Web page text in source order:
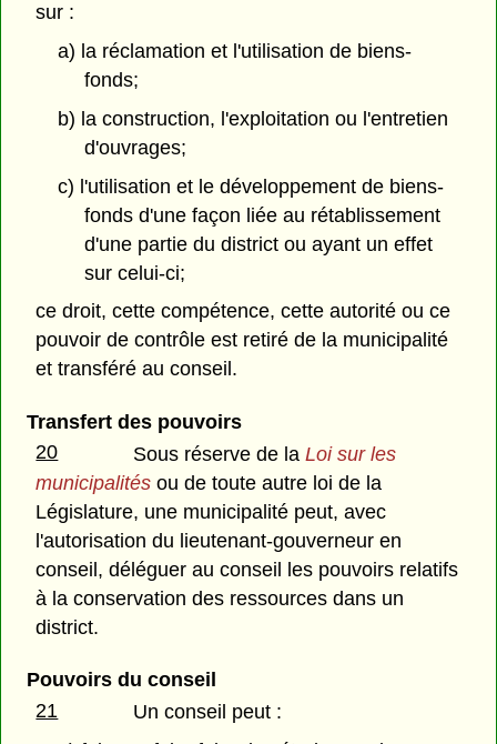
sur :
a) la réclamation et l'utilisation de biens-
fonds;
b) la construction, l'exploitation ou l'entretien
d'ouvrages;
c) l'utilisation et le développement de biens-
fonds d'une façon liée au rétablissement
d'une partie du district ou ayant un effet
sur celui-ci;
ce droit, cette compétence, cette autorité ou ce
pouvoir de contrôle est retiré de la municipalité
et transféré au conseil.
Transfert des pouvoirs
20
Sous réserve de laLoi sur les
municipalités ou de toute autre loi de la
Législature, une municipalité peut, avec
l'autorisation du lieutenant-gouverneur en
conseil, déléguer au conseil les pouvoirs relatifs
à la conservation des ressources dans un
district.
Pouvoirs du conseil
21
Un conseil peut :